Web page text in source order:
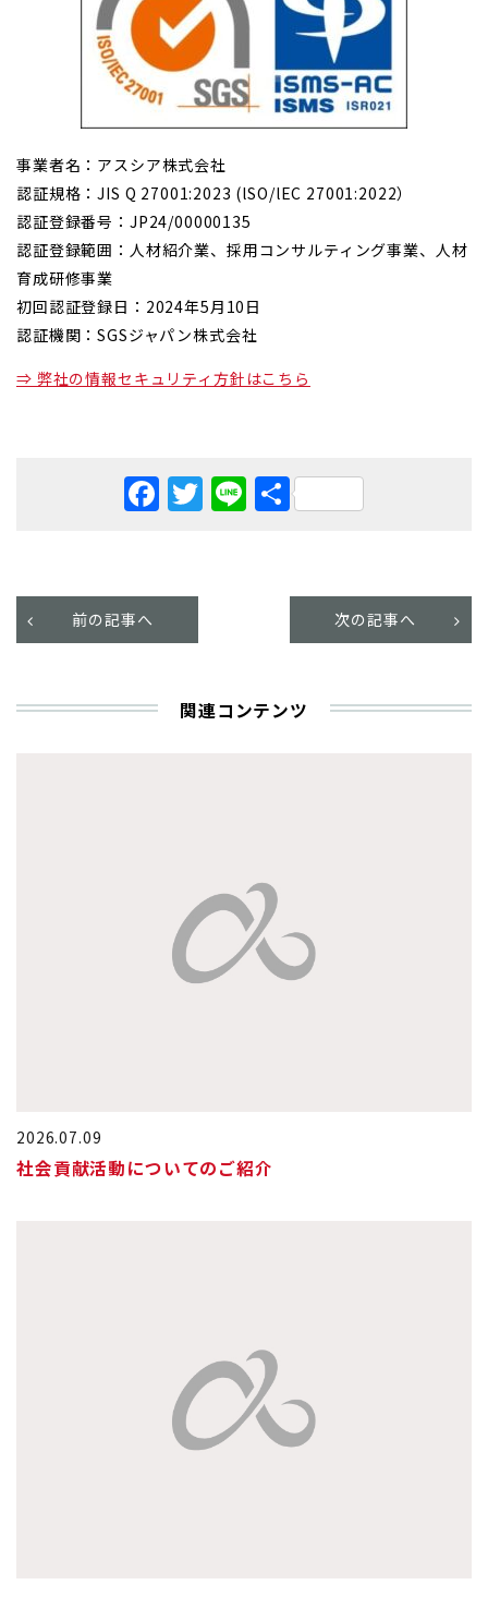
事業者名：アスシア株式会社
認証規格：JIS Q 27001:2023 (lSO/lEC 27001:2022）
認証登録番号：JP24/00000135
認証登録範囲：人材紹介業、採用コンサルティング事業、人材
育成研修事業
初回認証登録日：2024年5月10日
認証機関：SGSジャパン株式会社
⇒ 弊社の情報セキュリティ方針はこちら
Facebook
Twitter
Line
共
前の記事へ 次の記事へ
関連コンテンツ
2026.07.09
社会貢献活動についてのご紹介